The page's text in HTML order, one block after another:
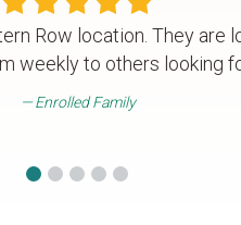
Row location. They are
weekly to others looking
Enrolled Family